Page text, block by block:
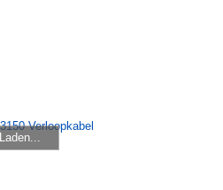
Laden...